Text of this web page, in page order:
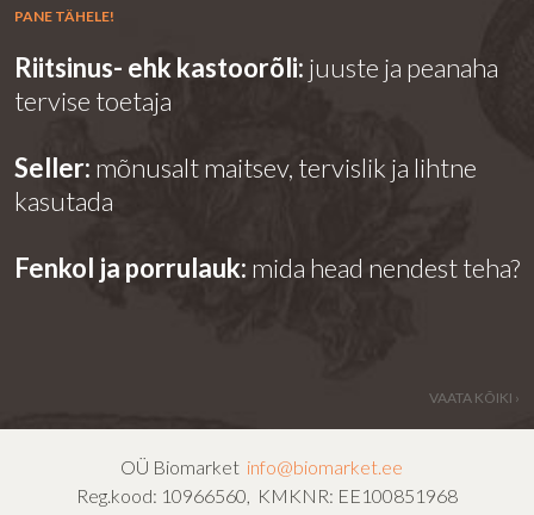
PANE TÄHELE!
Riitsinus- ehk kastoorõli: juuste ja peanaha
tervise toetaja
Seller: mõnusalt maitsev, tervislik ja lihtne
kasutada
Fenkol ja porrulauk: mida head nendest teha?
VAATA KÕIKI ›
OÜ Biomarket info@biomarket.ee
Reg.kood: 10966560, KMKNR: EE100851968